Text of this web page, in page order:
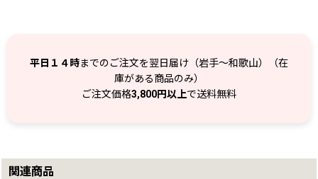
平日１４時までのご注文を翌日届け（岩手～和歌山）（在
庫がある商品のみ）
ご注文価格3,800円以上で送料無料
関連商品